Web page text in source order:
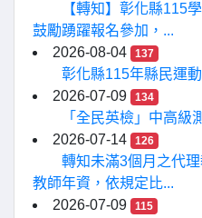
【轉知】彰化縣115
鼓勵踴躍報名參加，...
2026-08-04
137
彰化縣115年縣民運
2026-07-09
134
「全民英檢」中高級
2026-07-14
126
轉知未滿3個月之代
教師年資，依規定比...
2026-07-09
115